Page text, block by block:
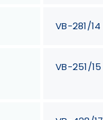
VB-281/14
VB-251/15